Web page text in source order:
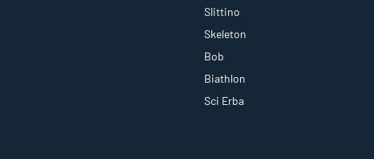
Slittino
Skeleton
Bob
Biathlon
Sci Erba